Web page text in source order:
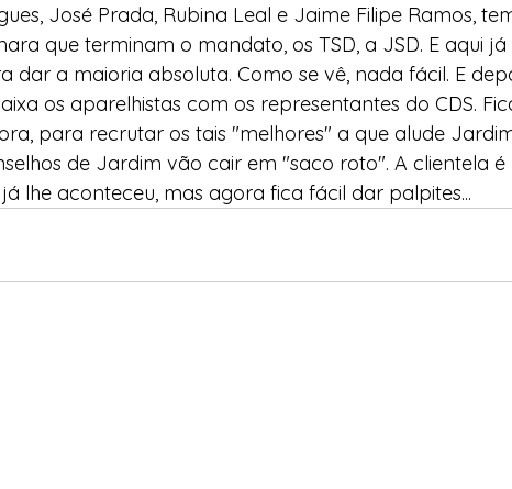
José Prada, Rubina Leal e Jaime Filipe Ramos,
que terminam o mandato, os TSD, a JSD. E aqui
dar a maioria absoluta. Como se vê, nada fácil. E
os aparelhistas com os representantes do CDS.
para recrutar os tais "melhores" a que alude
de Jardim vão cair em "saco roto". A clientela é
lhe aconteceu, mas agora fica fácil dar palpites...